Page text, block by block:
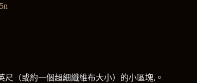
尺（或約一個超細纖維布大小）的小區塊,。